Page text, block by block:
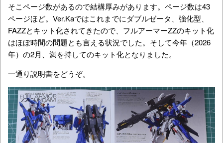
そこページ数があるので結構厚みがあります。ページ数は43
ページほど。Ver.Kaではこれまでにダブルゼータ、強化型、
FAZZとキット化されてきたので、フルアーマーZZのキット化
はほぼ時間の問題とも言える状況でした。そして今年（2026
年）の2月、満を持してのキット化となりました。
一通り説明書をどうぞ。